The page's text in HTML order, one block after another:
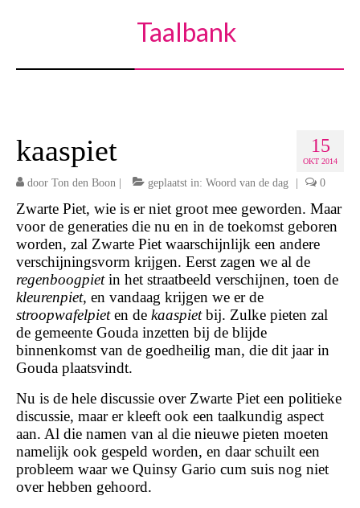
Taalbank
15
OKT 2014
kaaspiet
door Ton den Boon geplaatst in: Woord van de dag 0
Zwarte Piet, wie is er niet groot mee geworden. Maar
voor de generaties die nu en in de toekomst geboren
worden, zal Zwarte Piet waarschijnlijk een andere
verschijningsvorm krijgen. Eerst zagen we al de
regenboogpietin het straatbeeld verschijnen, toen de
kleurenpiet, en vandaag krijgen we er de
stroopwafelpieten de kaaspietbij. Zulke pieten zal
de gemeente Gouda inzetten bij de blijde
binnenkomst van de goedheilig man, die dit jaar in
Gouda plaatsvindt.
Nu is de hele discussie over Zwarte Piet een politieke
discussie, maar er kleeft ook een taalkundig aspect
aan. Al die namen van al die nieuwe pieten moeten
namelijk ook gespeld worden, en daar schuilt een
probleem waar we Quinsy Gario cum suis nog niet
over hebben gehoord.